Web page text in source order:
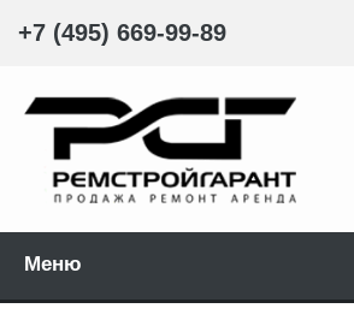
+7 (495) 669-99-89
Меню